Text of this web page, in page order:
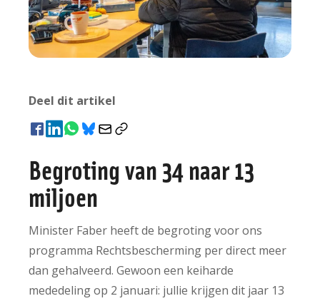
Deel dit artikel
Begroting van 34 naar 13
miljoen
Minister Faber heeft de begroting voor ons
programma Rechtsbescherming per direct meer
dan gehalveerd. Gewoon een keiharde
mededeling op 2 januari: jullie krijgen dit jaar 13